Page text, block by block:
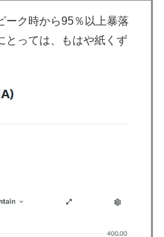
ーク時から95％以上暴落
とっては、もはや紙くず